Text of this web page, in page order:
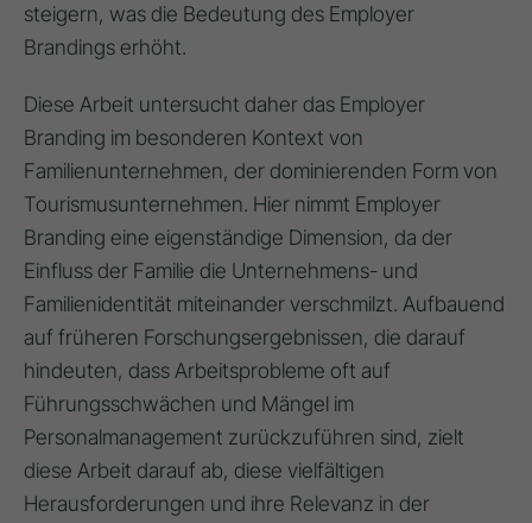
steigern, was die Bedeutung des Employer
Brandings erhöht.
Diese Arbeit untersucht daher das Employer
Branding im besonderen Kontext von
Familienunternehmen, der dominierenden Form von
Tourismusunternehmen. Hier nimmt Employer
Branding eine eigenständige Dimension, da der
Einfluss der Familie die Unternehmens- und
Familienidentität miteinander verschmilzt. Aufbauend
auf früheren Forschungsergebnissen, die darauf
hindeuten, dass Arbeitsprobleme oft auf
Führungsschwächen und Mängel im
Personalmanagement zurückzuführen sind, zielt
diese Arbeit darauf ab, diese vielfältigen
Herausforderungen und ihre Relevanz in der